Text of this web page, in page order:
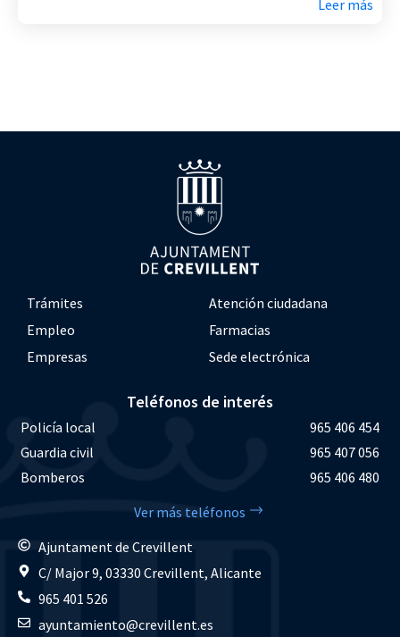
Leer más
Trámites
Atención ciudadana
Empleo
Farmacias
Empresas
Sede electrónica
Teléfonos de interés
Policía local
965 406 454
Guardia civil
965 407 056
Bomberos
965 406 480
Ver más teléfonos
Ajuntament de Crevillent
C/ Major 9, 03330 Crevillent, Alicante
965 401 526
ayuntamiento@crevillent.es